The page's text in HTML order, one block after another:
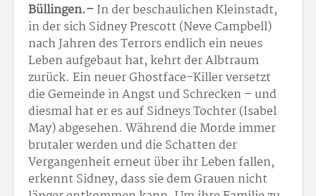
Büllingen.– In der beschaulichen Kleinstadt,
in der sich Sidney Prescott (Neve Campbell)
nach Jahren des Terrors endlich ein neues
Leben aufgebaut hat, kehrt der Albtraum
zurück. Ein neuer Ghostface-Killer versetzt
die Gemeinde in Angst und Schrecken – und
diesmal hat er es auf Sidneys Tochter (Isabel
May) abgesehen. Während die Morde immer
brutaler werden und die Schatten der
Vergangenheit erneut über ihr Leben fallen,
erkennt Sidney, dass sie dem Grauen nicht